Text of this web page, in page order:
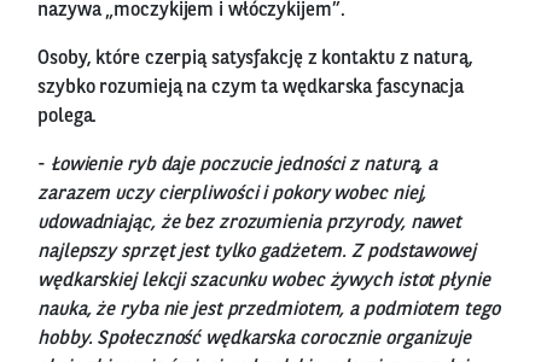
nazywa „moczykijem i włóczykijem”.
Osoby, które czerpią satysfakcję z kontaktu z naturą,
szybko rozumieją na czym ta wędkarska fascynacja
polega.
- Łowienie ryb daje poczucie jedności z naturą, a
zarazem uczy cierpliwości i pokory wobec niej,
udowadniając, że bez zrozumienia przyrody, nawet
najlepszy sprzęt jest tylko gadżetem. Z podstawowej
wędkarskiej lekcji szacunku wobec żywych istot płynie
nauka, że ryba nie jest przedmiotem, a podmiotem tego
hobby. Społeczność wędkarska corocznie organizuje